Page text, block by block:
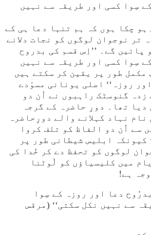
سِوا کسی اور طریقہ سے نہیں
ہو چکا ہوں کہ ہم تنہا دعا ہی کے
تر نوجوان لوگوں کو نجات دلانے
پائیں گے۔ ’’اِس قسم کی بدروح
کے سِوا کسی اور طریقہ سے نہیں
مکمل طور پر یقین کر سکتے ہیں
روزہ‘‘ اصلی یونانی مسوّدے
زدہ گنوسٹک راہبوں نے اُن دو
دیا تھا۔ دورِ حاضرہ کے گرجہ
نہاد کہلانے والے دورِحاضرہ
سے اُن دو الفاظ کو تلف کروا
کیونکہ ابلیس شیطانی طور پر
لوگوں کو تحفظ دے کر خُدا کی
میں کلیسیاؤں کو لُوٹنا
ہے!
دعا اور روزہ کے سِوا
سے نہیں نکل سکتی‘‘ (مرقس